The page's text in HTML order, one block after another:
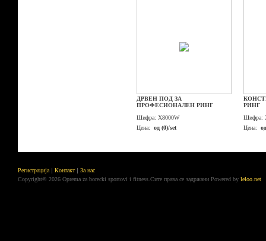
ДРВЕН ПОД ЗА
ПРОФЕСИОНАЛЕН РИНГ
Шифра: X8000W
Цена:
од (0)/set
РИНГ
Шифра:
Цена:
Регистрација Контакт
За нас
Copyright© 2026 Oprema za borecki sportovi i fitness.Сите права се задржани Powered by leloo.net